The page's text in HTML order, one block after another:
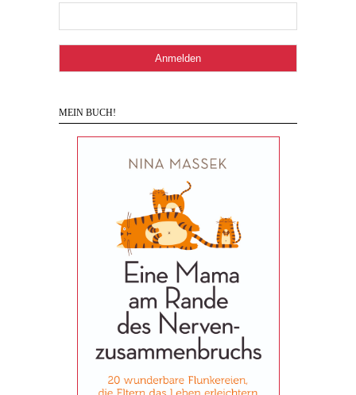
MEIN BUCH!